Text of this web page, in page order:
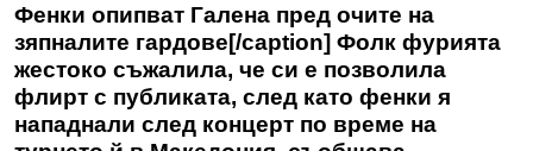
Фенки опипват Галена пред очите на
зяпналите гардове[/caption] Фолк фурията
жестоко съжалила, че си е позволила
флирт с публиката, след като фенки я
нападнали след концерт по време на